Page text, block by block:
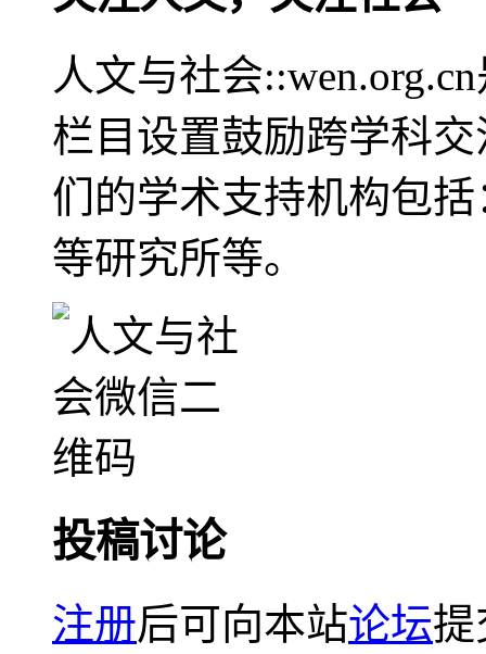
人文与社会
栏目设置鼓励跨学科
们的学术支持机构包
等研究所等。
投稿讨论
注册后可向本站论坛提